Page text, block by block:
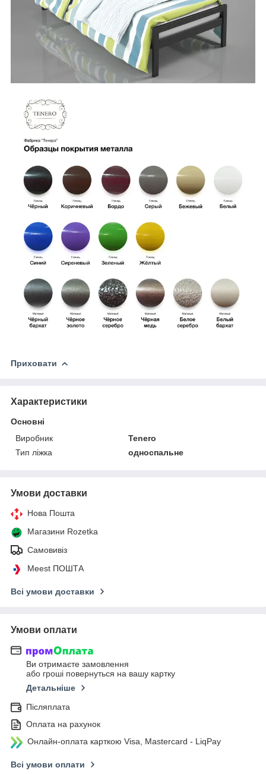
Приховати
Характеристики
Основні
Виробник
Tenero
Тип ліжка
односпальне
Умови доставки
Нова Пошта
Магазини Rozetka
Самовивіз
Meest ПОШТА
Всі умови доставки
Умови оплати
Ви отримаєте замовлення
або гроші повернуться на вашу картку
Детальніше
Післяплата
Оплата на рахунок
Онлайн-оплата карткою Visa, Mastercard - LiqPay
Всі умови оплати